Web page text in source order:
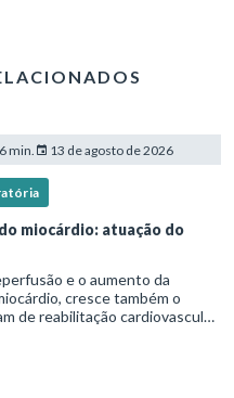
min. 13 de agosto de 2026
miocárdio: atuação do
e o aumento da
cresce também o
de reabilitação cardiovascular